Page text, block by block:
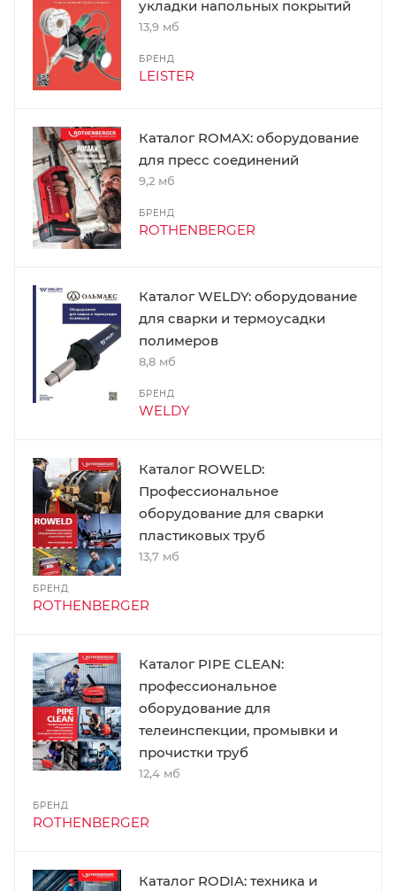
укладки напольных покрытий
13,9 мб
БРЕНД
LEISTER
Каталог ROMAX: оборудование
для пресс соединений
9,2 мб
БРЕНД
ROTHENBERGER
Каталог WELDY: оборудование
для сварки и термоусадки
полимеров
8,8 мб
БРЕНД
WELDY
Каталог ROWELD:
Профессиональное
оборудование для сварки
пластиковых труб
13,7 мб
БРЕНД
ROTHENBERGER
Каталог PIPE CLEAN:
профессиональное
оборудование для
телеинспекции, промывки и
прочистки труб
12,4 мб
БРЕНД
ROTHENBERGER
Каталог RODIA: техника и